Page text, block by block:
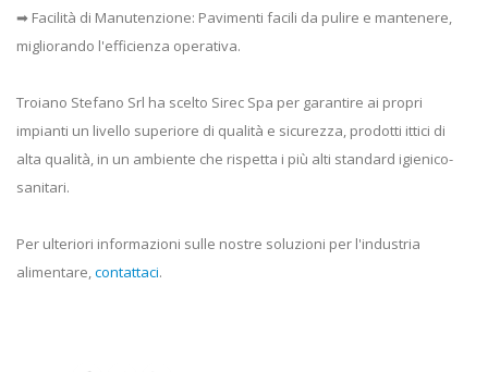
➡ Facilità di Manutenzione: Pavimenti facili da pulire e mantenere,
migliorando l'efficienza operativa.
Troiano Stefano Srl ha scelto Sirec Spa per garantire ai propri
impianti un livello superiore di qualità e sicurezza, prodotti ittici di
alta qualità, in un ambiente che rispetta i più alti standard igienico-
sanitari.
Per ulteriori informazioni sulle nostre soluzioni per l'industria
alimentare,contattaci.